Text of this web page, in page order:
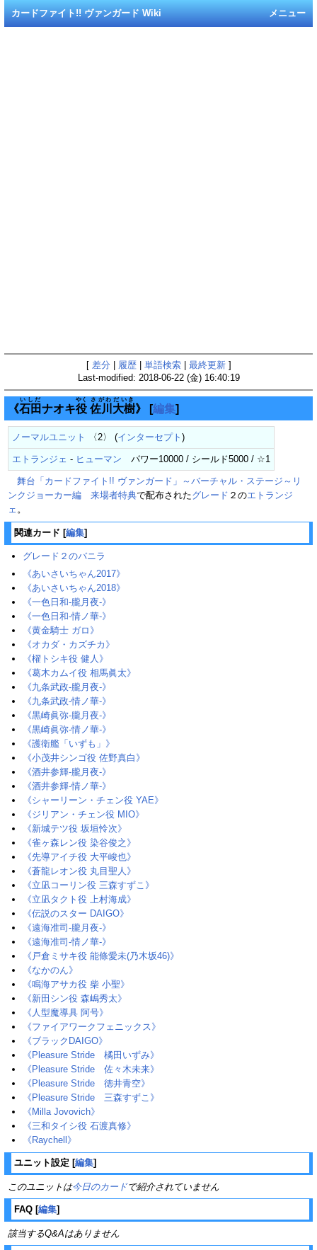
メニュー
カードファイト!! ヴァンガード Wiki
[ 差分 履歴| 単語検索| 最終更新]
Last-modified: 2018-06-22 (金) 16:40:19
《石田
いしだ
ナオキ役
やく
佐川大樹
さがわだいき
》 [編集]
ノーマルユニット 〈2〉 (インターセプト )
エトランジェ - ヒューマン パワー10000 / シールド5000 / ☆1
舞台「カードファイト!! ヴァンガード」～バーチャル・ステージ～リ
ンクジョーカー編 来場者特典で配布されたグレード ２のエトランジ
ェ 。
関連カード [編集]
グレード２のバニラ
《あいさいちゃん2017》
《あいさいちゃん2018》
《一色日和-朧月夜-》
《一色日和-情ノ華-》
《黄金騎士 ガロ》
《オカダ・カズチカ》
《櫂トシキ役 健人》
《葛木カムイ役 相馬眞太》
《九条武政-朧月夜-》
《九条武政-情ノ華-》
《黒崎眞弥-朧月夜-》
《黒崎眞弥-情ノ華-》
《護衛艦「いずも」》
《小茂井シンゴ役 佐野真白》
《酒井参輝-朧月夜-》
《酒井参輝-情ノ華-》
《シャーリーン・チェン役 YAE》
《ジリアン・チェン役 MIO》
《新城テツ役 坂垣怜次》
《雀ヶ森レン役 染谷俊之》
《先導アイチ役 大平峻也》
《蒼龍レオン役 丸目聖人》
《立凪コーリン役 三森すずこ》
《立凪タクト役 上村海成》
《伝説のスター DAIGO》
《遠海准司-朧月夜-》
《遠海准司-情ノ華-》
《戸倉ミサキ役 能條愛未(乃木坂46)》
《なかのん》
《鳴海アサカ役 柴 小聖》
《新田シン役 森嶋秀太》
《人型魔導具 阿号》
《ファイアワークフェニックス》
《ブラックDAIGO》
《Pleasure Stride 橘田いずみ》
《Pleasure Stride 佐々木未来》
《Pleasure Stride 徳井青空》
《Pleasure Stride 三森すずこ》
《Milla Jovovich》
《三和タイシ役 石渡真修》
《Raychell》
ユニット設定 [編集]
このユニットは今日のカードで紹介されていません
FAQ [編集]
該当するQ&Aはありません